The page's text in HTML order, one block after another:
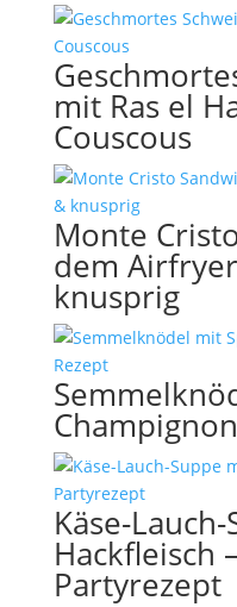
mit Ras el
Couscous
Monte
dem
knusprig
Käse-
Hackfleisch
Partyrezept